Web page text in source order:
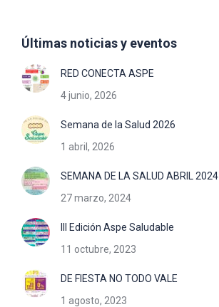
Últimas noticias y eventos
RED CONECTA ASPE
4 junio, 2026
Semana de la Salud 2026
1 abril, 2026
SEMANA DE LA SALUD ABRIL 2024
27 marzo, 2024
III Edición Aspe Saludable
11 octubre, 2023
DE FIESTA NO TODO VALE
1 agosto, 2023